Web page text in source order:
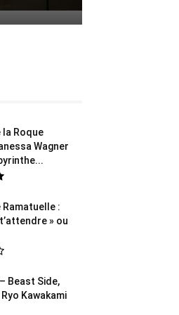
la Roque
Wagner
:
» ou
Beast Side,
Kawakami